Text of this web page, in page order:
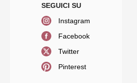
Instagram
Facebook
Twitter
Pinterest